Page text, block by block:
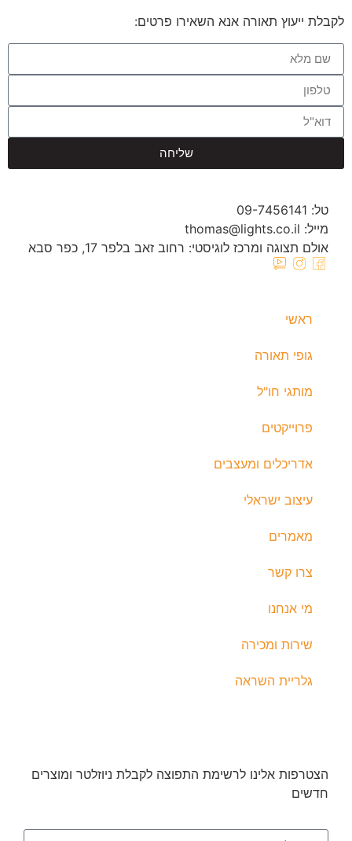
לקבלת ייעוץ תאורה אנא השאירו פרטים:
שליחה
טל: 09-7456141
מייל: thomas@lights.co.il‬
אולם תצוגה ומרכז לוגיסטי: רחוב זאב בלפר 17, כפר סבא
ראשי
גופי תאורה
מותגי חו"ל
פרוייקטים
אדריכלים ומעצבים
עיצוב ישראלי
מאמרים
צרו קשר
מי אנחנו
שירות ומכירה
גלריית השראה
הצטרפות אלינו לרשימת התפוצה לקבלת ניוזלטר ומוצרים
חדשים